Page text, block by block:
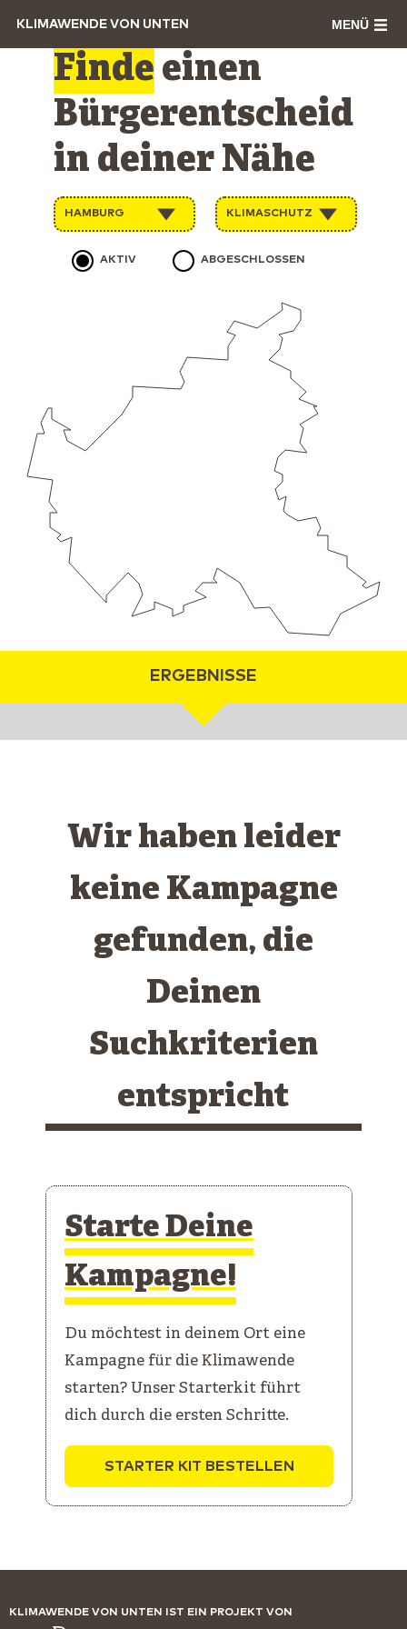
KLIMAWENDE VON UNTEN MENÜ
Finde einen
Bürgerentscheid
in deiner Nähe
HAMBURG KLIMASCHUTZ
AKTIV ABGESCHLOSSEN
ERGEBNISSE
Wir haben leider
keine Kampagne
gefunden, die
Deinen
Suchkriterien
entspricht
Starte Deine
Kampagne!
Du möchtest in deinem Ort eine
Kampagne für die Klimawende
starten? Unser Starterkit führt
dich durch die ersten Schritte.
STARTER KIT BESTELLEN
KLIMAWENDE VON UNTEN IST EIN PROJEKT VON